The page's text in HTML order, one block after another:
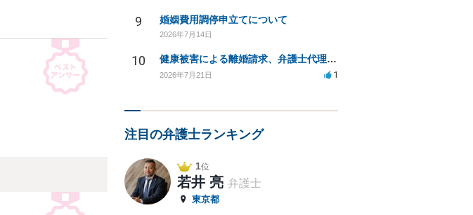
9 婚姻費用調停申立てについて
2026年7月14日
10 健康被害による離婚請求、弁護士代理で迅速な手続き希望
2026年7月21日 1
注目の弁護士ランキング
1位
若井 亮 弁護士
東京都